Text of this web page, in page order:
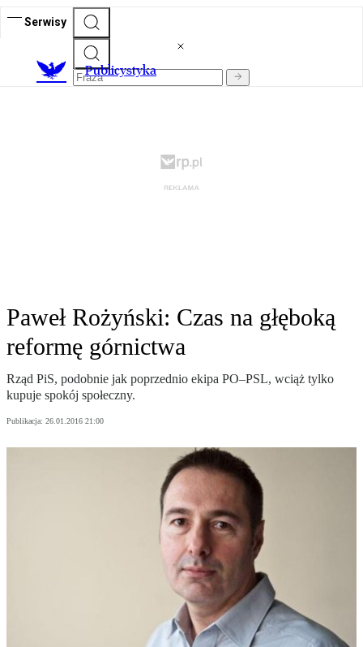
Serwisy
Publicystyka
Paweł Rożyński: Czas na głęboką
reformę górnictwa
Rząd PiS, podobnie jak poprzednio ekipa PO–PSL, wciąż tylko
kupuje spokój społeczny.
Publikacja: 26.01.2016 21:00